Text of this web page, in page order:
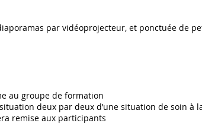
par vidéoprojecteur, et ponctuée de
au groupe de formation
deux par deux d’une situation de soin à
remise aux participants